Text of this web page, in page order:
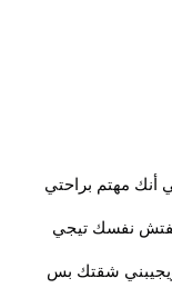
أنك مهتم براحتي
نفسك تيجي
شقتك بس